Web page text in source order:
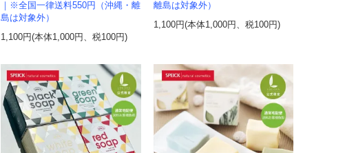
｜※全国一律送料550円（沖縄・離
島は対象外）
1,100円(本体1,000円、税100円)
離島は対象外）
1,100円(本体1,000円、税100円)